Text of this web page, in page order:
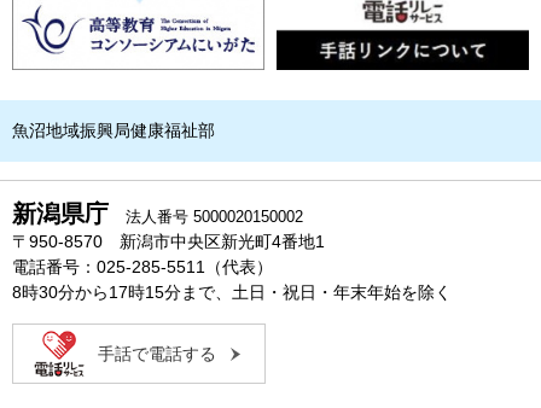
魚沼地域振興局健康福祉部
新潟県庁 法人番号 5000020150002
〒950-8570 新潟市中央区新光町4番地1
電話番号：025-285-5511（代表）
8時30分から17時15分まで、土日・祝日・年末年始を除く
手話で電話する